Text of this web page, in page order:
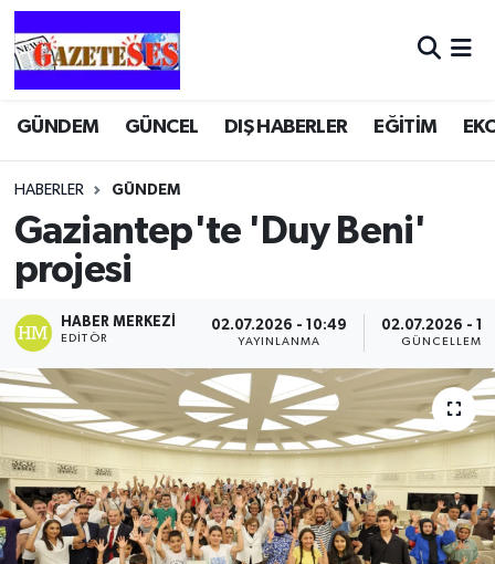
GÜNDEM GÜNCEL DIŞ HABERLER EĞİTİM
HABERLER GÜNDEM
Gaziantep'te 'Duy Beni'
projesi
HABER MERKEZI
EDITÖR
02.07.2026 - 10:49
YAYINLANMA
02.07.2026 -
GÜNCELLEME